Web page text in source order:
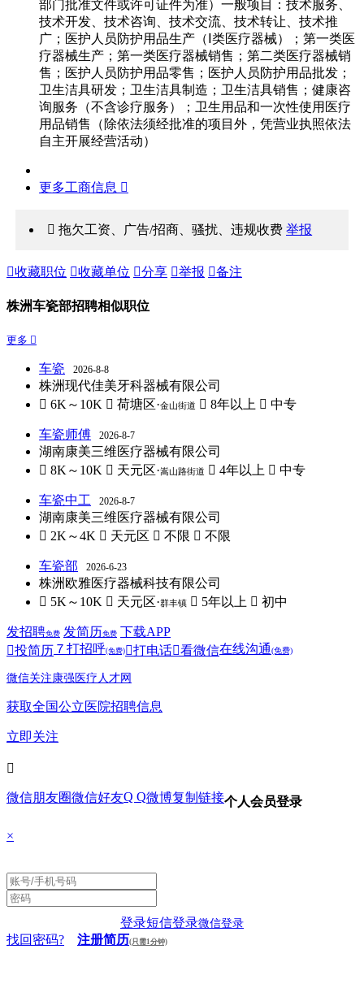
部门批准文件或许可证件为准）一般项目：技术服务、
技术开发、技术咨询、技术交流、技术转让、技术推
广；医护人员防护用品生产（Ⅰ类医疗器械）；第一类医
疗器械生产；第一类医疗器械销售；第二类医疗器械销
售；医护人员防护用品零售；医护人员防护用品批发；
卫生洁具研发；卫生洁具制造；卫生洁具销售；健康咨
询服务（不含诊疗服务）；卫生用品和一次性使用医疗
用品销售（除依法须经批准的项目外，凭营业执照依法
自主开展经营活动）
更多工商信息 
 拖欠工资、广告/招商、骚扰、违规收费举报
收藏职位 收藏单位 分享 举报 备注
株洲车瓷部招聘相似职位
更多 
车瓷 2026-8-8
株洲现代佳美牙科器械有限公司
 6K～10K  荷塘区·金山街道  8年以上  中专
车瓷师傅 2026-8-7
湖南康美三维医疗器械有限公司
 8K～10K  天元区·嵩山路街道  4年以上  中专
车瓷中工 2026-8-7
湖南康美三维医疗器械有限公司
 2K～4K  天元区  不限  不限
车瓷部 2026-6-23
株洲欧雅医疗器械科技有限公司
 5K～10K  天元区·群丰镇  5年以上  初中
发招聘免费 发简历免费 下载APP
投简历 ７ 打招呼(免费) 打电话看微信在线沟通(免费)
微信关注康强医疗人才网
获取全国公立医院招聘信息
立即关注

微信朋友圈微信好友Q Q微博复制链接个人会员登录
×
登录短信登录微信登录
找回密码? 注册简历(只需1分钟)